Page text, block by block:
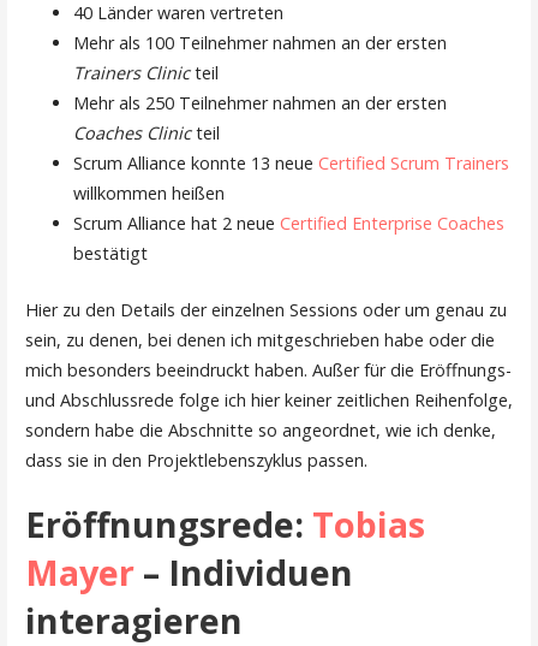
40 Länder waren vertreten
Mehr als 100 Teilnehmer nahmen an der ersten
Trainers Clinicteil
Mehr als 250 Teilnehmer nahmen an der ersten
Coaches Clinicteil
Scrum Alliance konnte 13 neue Certified Scrum Trainers
willkommen heißen
Scrum Alliance hat 2 neue Certified Enterprise Coaches
bestätigt
Hier zu den Details der einzelnen Sessions oder um genau zu
sein, zu denen, bei denen ich mitgeschrieben habe oder die
mich besonders beeindruckt haben. Außer für die Eröffnungs-
und Abschlussrede folge ich hier keiner zeitlichen Reihenfolge,
sondern habe die Abschnitte so angeordnet, wie ich denke,
dass sie in den Projektlebenszyklus passen.
Eröffnungsrede: Tobias
Mayer– Individuen
interagieren